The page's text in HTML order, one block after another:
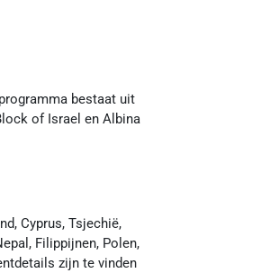
bestaat uit
of Israel en Albina
Cyprus, Tsjechië,
Filippijnen, Polen,
zijn te vinden